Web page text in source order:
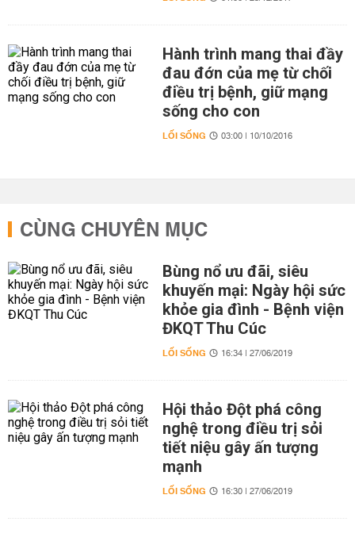
Hành trình mang thai đầy
đau đớn của mẹ từ chối
điều trị bệnh, giữ mạng
sống cho con
LỐI SỐNG 03:00 | 10/10/2016
CÙNG CHUYÊN MỤC
Bùng nổ ưu đãi, siêu
khuyến mại: Ngày hội sức
khỏe gia đình - Bệnh viện
ĐKQT Thu Cúc
LỐI SỐNG 16:34 | 27/06/2019
Hội thảo Đột phá công
nghệ trong điều trị sỏi
tiết niệu gây ấn tượng
mạnh
LỐI SỐNG 16:30 | 27/06/2019